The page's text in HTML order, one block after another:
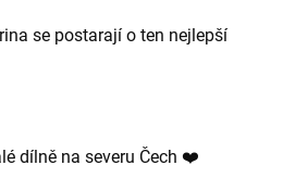
se postarají o ten nejlepší
dílně na severu Čech ❤️